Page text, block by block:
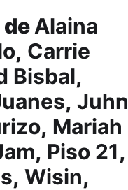
Alaina
, Carrie
Bisbal,
, Juhn
, Mariah
, Piso 21,
, Wisin,